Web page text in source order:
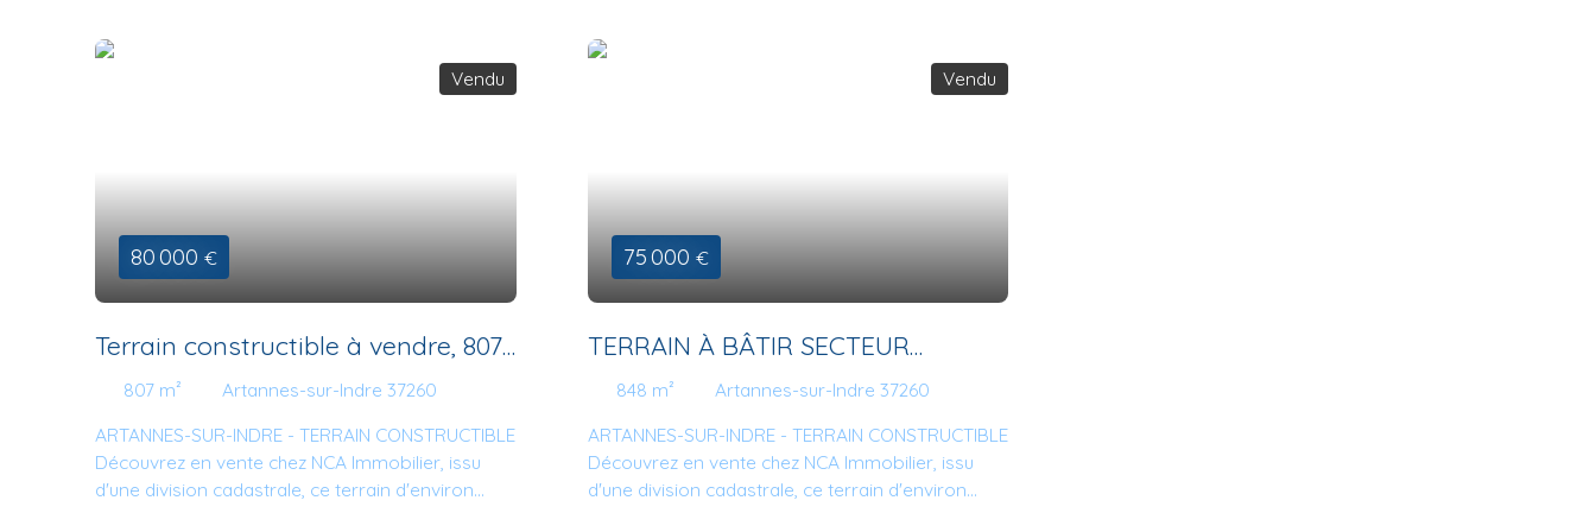
80 000 €
Vendu
Terrain constructible à vendre, 807
m² - Artannes-sur-Indre 37260
807 m²
Artannes-sur-Indre 37260
ARTANNES-SUR-INDRE - TERRAIN CONSTRUCTIBLE
Découvrez en vente chez NCA Immobilier, issu
d'une division cadastrale, ce terrain d'environ
75 000 €
Vendu
TERRAIN À BÂTIR SECTEUR
CAMPAGNE
848 m²
Artannes-sur-Indre 37260
ARTANNES-SUR-INDRE - TERRAIN CONSTRUCTIBLE
Découvrez en vente chez NCA Immobilier, issu
d'une division cadastrale, ce terrain d'environ